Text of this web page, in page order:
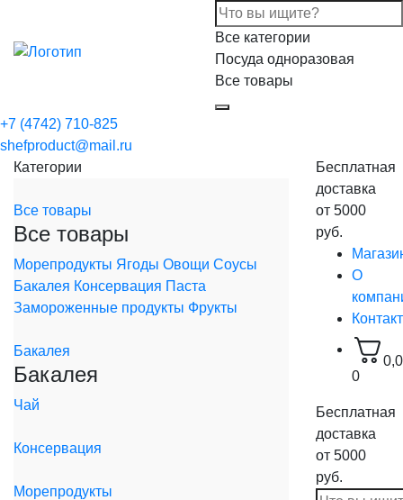
Все категории
Посуда одноразовая
Все товары
+7 (4742) 710-825
shefproduct@mail.ru
Категории
Все товары
Все товары
Морепродукты Ягоды Овощи Соусы
Бакалея Консервация Паста
Замороженные продукты Фрукты
Бакалея
Бакалея
Чай
Консервация
Морепродукты
Бесплатная
доставка
от 5000
руб.
О
0
Бесплатная
доставка
от 5000
руб.